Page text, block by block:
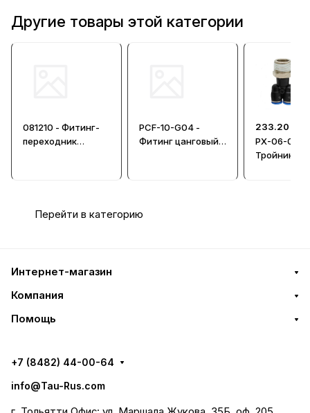
Другие товары этой категории
081210 - Фитинг-
переходник
PCF-10-G04 -
Фитинг цанговый
233.20 ₽
PX-06-03 -
Тройник-
Перейти в категорию
Интернет-магазин
Компания
Помощь
+7 (8482) 44-00-64
info@Tau-Rus.com